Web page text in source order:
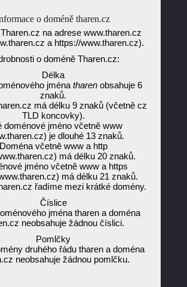
o doméně tharen.cz
na adrese www.tharen.cz
a https://www.tharen.cz).
o doméně Tharen.cz:
Délka
jména tharenobsahuje 6
znaků.
má délku 9 znaků (včetně cz
TLD koncovky).
doménové jméno včetně www
je dlouhé 13 znaků.
Doména včetně www a http
má délku 20 znaků.
jméno včetně www a https
má délku 21 znaků.
řadíme mezi krátké domény.
Číslice
jména tharen a doména
neobsahuje žádnou číslici.
Pomlčky
druhého řádu tharen a doména
neobsahuje žádnou pomlčku.